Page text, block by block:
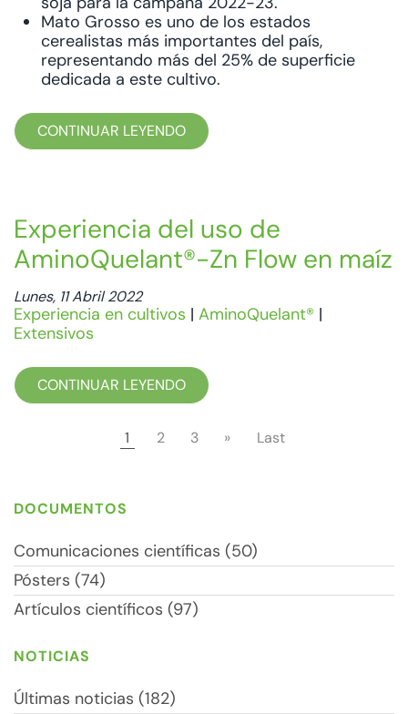
Mato Grosso es uno de los estados
cerealistas más importantes del país,
representando más del 25% de superficie
dedicada a este cultivo.
CONTINUAR LEYENDO
Experiencia del uso de
AminoQuelant®-Zn Flow en maíz
Lunes, 11 Abril 2022
Experiencia en cultivos | AminoQuelant® |
Extensivos
CONTINUAR LEYENDO
1 2 3 » Last
DOCUMENTOS
Comunicaciones científicas (50)
Pósters (74)
Artículos científicos (97)
NOTICIAS
Últimas noticias (182)